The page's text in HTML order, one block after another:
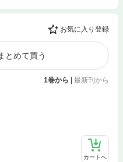
お気に入り登録
とめて買う
1巻から | 最新刊から
カートへ